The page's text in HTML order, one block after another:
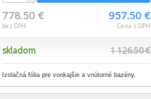
778.50 €
bez DPH
957.50 €
Cena s DPH
skladom 1 126.50 €
Izolačná fólia pre vonkajšie a vnútorné bazény.